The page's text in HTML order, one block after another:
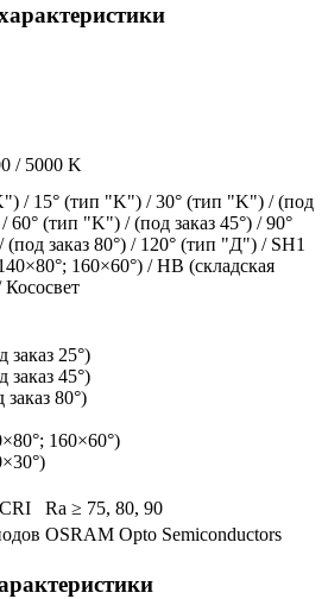
/ 5000 K
/ 15° (тип "K") / 30° (тип "K") / (под
/ 60° (тип "K") / (под заказ 45°) / 90°
заказ 80°) / 120° (тип "Д") / SH1
160×60°) / HB (складская
Кососвет
25°)
45°)
80°)
160×60°)
Ra ≥ 75, 80, 90
OSRAM Opto Semiconductors